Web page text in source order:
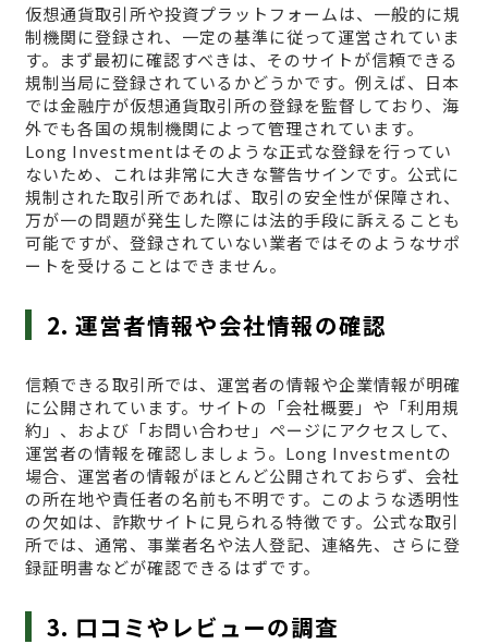
仮想通貨取引所や投資プラットフォームは、一般的に規
制機関に登録され、一定の基準に従って運営されていま
す。まず最初に確認すべきは、そのサイトが信頼できる
規制当局に登録されているかどうかです。例えば、日本
では金融庁が仮想通貨取引所の登録を監督しており、海
外でも各国の規制機関によって管理されています。
Long Investmentはそのような正式な登録を行ってい
ないため、これは非常に大きな警告サインです。公式に
規制された取引所であれば、取引の安全性が保障され、
万が一の問題が発生した際には法的手段に訴えることも
可能ですが、登録されていない業者ではそのようなサポ
ートを受けることはできません。
2. 運営者情報や会社情報の確認
信頼できる取引所では、運営者の情報や企業情報が明確
に公開されています。サイトの「会社概要」や「利用規
約」、および「お問い合わせ」ページにアクセスして、
運営者の情報を確認しましょう。Long Investmentの
場合、運営者の情報がほとんど公開されておらず、会社
の所在地や責任者の名前も不明です。このような透明性
の欠如は、詐欺サイトに見られる特徴です。公式な取引
所では、通常、事業者名や法人登記、連絡先、さらに登
録証明書などが確認できるはずです。
3. 口コミやレビューの調査